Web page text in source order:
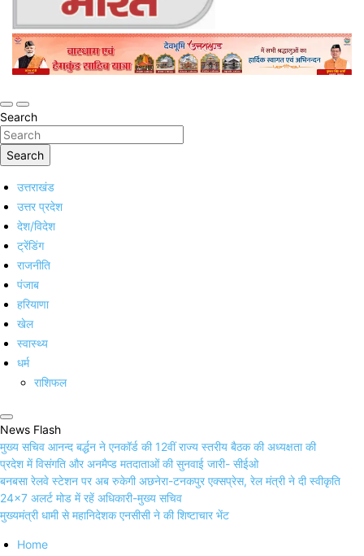
Jan Jan Ka Bharat
Online Trending Hindi News Website
Search
Search
उत्तराखंड
उत्तर प्रदेश
देश/विदेश
ट्रेंडिंग
राजनीति
पंजाब
हरियाणा
खेल
स्वास्थ्य
धर्म
राशिफल
News Flash
मुख्य सचिव आनन्द बर्द्धन ने एनकॉर्ड की 12वीं राज्य स्तरीय बैठक की अध्यक्षता की
प्रदेश में विसंगति और अनमैप्ड मतदाताओं की सुनवाई जारी- सीईओ
बनबसा रेलवे स्टेशन पर अब रुकेगी अछनेरा-टनकपुर एक्सप्रेस, रेल मंत्री ने दी स्वीकृति
24×7 अलर्ट मोड में रहें अधिकारी-मुख्य सचिव
मुख्यमंत्री धामी से महानिदेशक एनसीसी ने की शिष्टाचार भेंट
Home